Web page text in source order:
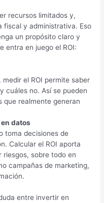
recursos limitados y,
fiscal y administrativa. Eso
un propósito claro y
entra en juego el ROI:
el ROI permite saber
cuáles no. Así se pueden
que realmente generan
datos
toma decisiones de
Calcular el ROI aporta
sobre todo en
campañas de marketing,
entre invertir en